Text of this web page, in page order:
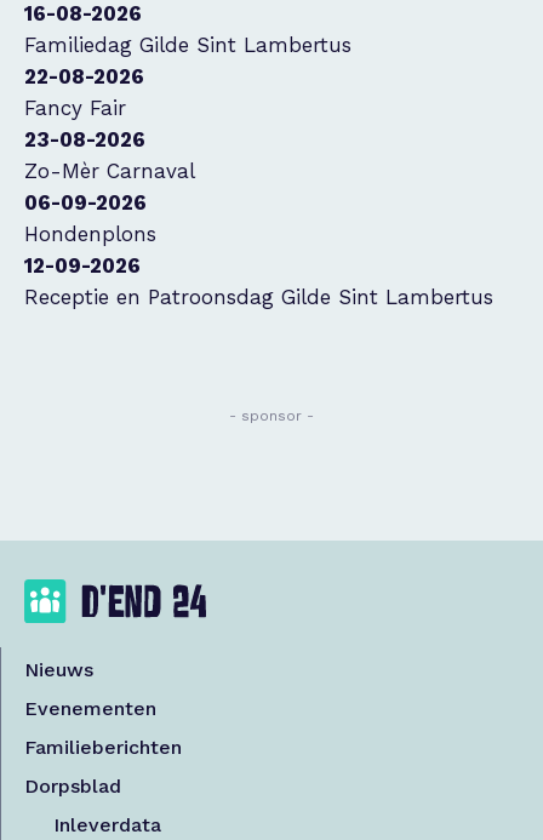
16-08-2026
Familiedag Gilde Sint Lambertus
22-08-2026
Fancy Fair
23-08-2026
Zo-Mèr Carnaval
06-09-2026
Hondenplons
12-09-2026
Receptie en Patroonsdag Gilde Sint Lambertus
- sponsor -
Nieuws
Evenementen
Familieberichten
Dorpsblad
Inleverdata